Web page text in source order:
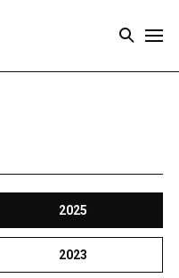
2025
2023